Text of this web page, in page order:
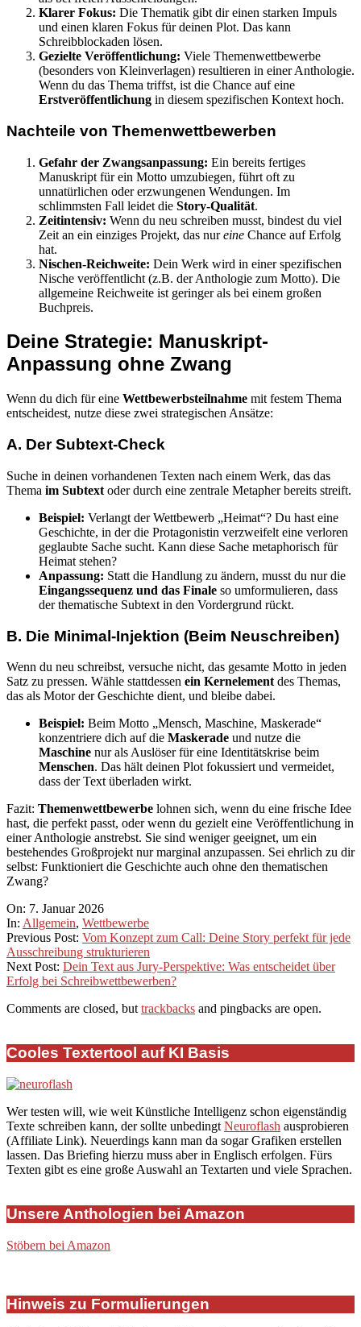
Klarer Fokus: Die Thematik gibt dir einen starken Impuls
und einen klaren Fokus für deinen Plot. Das kann
Schreibblockaden lösen.
Gezielte Veröffentlichung: Viele Themenwettbewerbe
(besonders von Kleinverlagen) resultieren in einer Anthologie.
Wenn du das Thema triffst, ist die Chance auf eine
Erstveröffentlichung in diesem spezifischen Kontext hoch.
Nachteile von Themenwettbewerben
Gefahr der Zwangsanpassung: Ein bereits fertiges
Manuskript für ein Motto umzubiegen, führt oft zu
unnatürlichen oder erzwungenen Wendungen. Im
schlimmsten Fall leidet die Story-Qualität.
Zeitintensiv: Wenn du neu schreiben musst, bindest du viel
Zeit an ein einziges Projekt, das nureine Chance auf Erfolg
hat.
Nischen-Reichweite: Dein Werk wird in einer spezifischen
Nische veröffentlicht (z.B. der Anthologie zum Motto). Die
allgemeine Reichweite ist geringer als bei einem großen
Buchpreis.
Deine Strategie: Manuskript-
Anpassung ohne Zwang
Wenn du dich für eine Wettbewerbsteilnahme mit festem Thema
entscheidest, nutze diese zwei strategischen Ansätze:
A. Der Subtext-Check
Suche in deinen vorhandenen Texten nach einem Werk, das das
Thema im Subtext oder durch eine zentrale Metapher bereits streift.
Beispiel: Verlangt der Wettbewerb „Heimat“? Du hast eine
Geschichte, in der die Protagonistin verzweifelt eine verloren
geglaubte Sache sucht. Kann diese Sache metaphorisch für
Heimat stehen?
Anpassung: Statt die Handlung zu ändern, musst du nur die
Eingangssequenz und das Finale so umformulieren, dass
der thematische Subtext in den Vordergrund rückt.
B. Die Minimal-Injektion (Beim Neuschreiben)
Wenn du neu schreibst, versuche nicht, das gesamte Motto in jeden
Satz zu pressen. Wähle stattdessen ein Kernelement des Themas,
das als Motor der Geschichte dient, und bleibe dabei.
Beispiel: Beim Motto „Mensch, Maschine, Maskerade“
konzentriere dich auf die Maskerade und nutze die
Maschine nur als Auslöser für eine Identitätskrise beim
Menschen. Das hält deinen Plot fokussiert und vermeidet,
dass der Text überladen wirkt.
Fazit: Themenwettbewerbe lohnen sich, wenn du eine frische Idee
hast, die perfekt passt, oder wenn du gezielt eine Veröffentlichung in
einer Anthologie anstrebst. Sie sind weniger geeignet, um ein
bestehendes Großprojekt nur marginal anzupassen. Sei ehrlich zu dir
selbst: Funktioniert die Geschichte auch ohne den thematischen
Zwang?
2026-
01-
07
On: 7. Januar 2026
In: Allgemein, Wettbewerbe
Previous Post: Vom Konzept zum Call: Deine Story perfekt für jede
Ausschreibung strukturieren
Next Post: Dein Text aus Jury-Perspektive: Was entscheidet über
Erfolg bei Schreibwettbewerben?
Comments are closed, but trackbacks and pingbacks are open.
Cooles Textertool auf KI Basis
Wer testen will, wie weit Künstliche Intelligenz schon eigenständig
Texte schreiben kann, der sollte unbedingt Neuroflash ausprobieren
(Affiliate Link). Neuerdings kann man da sogar Grafiken erstellen
lassen. Das Briefing hierzu muss aber in Englisch erfolgen. Fürs
Texten gibt es eine große Auswahl an Textarten und viele Sprachen.
Unsere Anthologien bei Amazon
Stöbern bei Amazon
Hinweis zu Formulierungen